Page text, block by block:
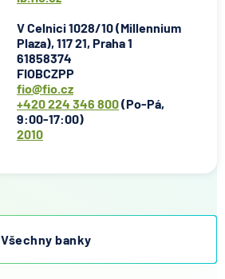
V Celnici 1028/10 (Millennium
Plaza), 117 21, Praha 1
61858374
FIOBCZPP
fio@fio.cz
+420 224 346 800(Po-Pá,
9:00-17:00)
2010
Všechny banky